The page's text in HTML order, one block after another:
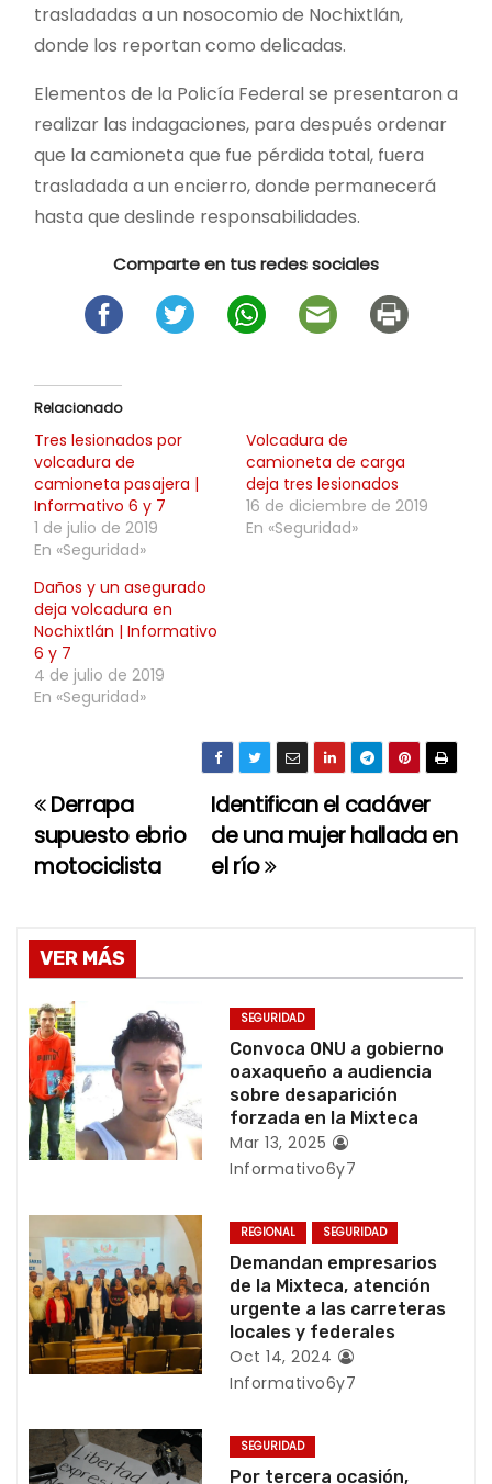
trasladadas a un nosocomio de Nochixtlán,
donde los reportan como delicadas.
Elementos de la Policía Federal se presentaron a
realizar las indagaciones, para después ordenar
que la camioneta que fue pérdida total, fuera
trasladada a un encierro, donde permanecerá
hasta que deslinde responsabilidades.
Comparte en tus redes sociales
Relacionado
Tres lesionados por
volcadura de
camioneta pasajera |
Informativo 6 y 7
1 de julio de 2019
En «Seguridad»
Volcadura de
camioneta de carga
deja tres lesionados
16 de diciembre de 2019
En «Seguridad»
Daños y un asegurado
deja volcadura en
Nochixtlán | Informativo
6 y 7
4 de julio de 2019
En «Seguridad»
N
a
e
g
a
c
i
n
d
e
e
t
Identifican el cadáver
de una mujer hallada en
el río
Derrapa
supuesto ebrio
motociclista
VER MÁS
SEGURIDAD
Convoca ONU a gobierno
oaxaqueño a audiencia
sobre desaparición
forzada en la Mixteca
Mar 13, 2025
Informativo6y7
REGIONAL SEGURIDAD
Demandan empresarios
de la Mixteca, atención
urgente a las carreteras
locales y federales
Oct 14, 2024
Informativo6y7
SEGURIDAD
Por tercera ocasión,